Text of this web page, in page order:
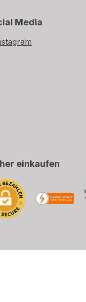
Media
LI), DHL (EU+Welt)
einkaufen